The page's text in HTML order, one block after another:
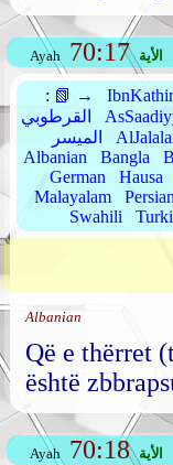
Ayah 70:17 الأية
: 📗 →
القرطوبي
الميسر
Albanian
Bangla
German
Hausa
Malayalam
Persian
Swahili
Albanian
Që e thërret
është
Ayah 70:18 الأية